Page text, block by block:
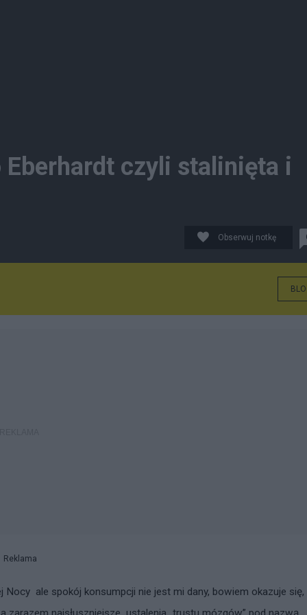
Eberhardt czyli stalinięta i
Obserwuj notkę
Reklama
Nocy ale spokój konsumpcji nie jest mi dany, bowiem okazuje się,